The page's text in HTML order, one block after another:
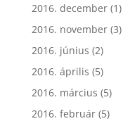
2016. december(1)
2016. november(3)
2016. június (2)
2016. április (5)
2016. március (5)
2016. február(5)